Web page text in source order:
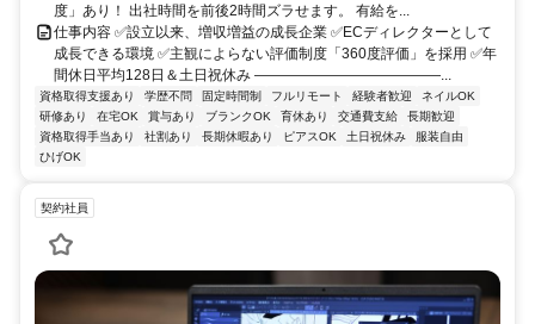
度」あり！ 出社時間を前後2時間ズラせます。 有給を...
仕事内容 ✅設立以来、増収増益の成長企業 ✅ECディレクターとして
成長できる環境 ✅主観によらない評価制度「360度評価」を採用 ✅年
間休日平均128日＆土日祝休み ―――――――――――――...
資格取得支援あり 学歴不問 固定時間制 フルリモート 経験者歓迎
ネイルOK
研修あり
在宅OK 賞与あり ブランクOK 育休あり 交通費支給
長期歓迎
資格取得手当あり
社割あり 長期休暇あり ピアスOK 土日祝休み
服装自由
ひげOK
契約社員